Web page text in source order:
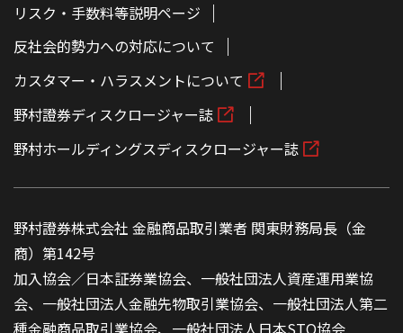
リスク・手数料等説明ページ
反社会的勢力への対応について
カスタマー・ハラスメントについて
野村證券ディスクロージャー誌
野村ホールディングスディスクロージャー誌
野村證券株式会社 金融商品取引業者 関東財務局長（金
商）第142号
加入協会／日本証券業協会、一般社団法人資産運用業協
会、一般社団法人金融先物取引業協会、一般社団法人第二